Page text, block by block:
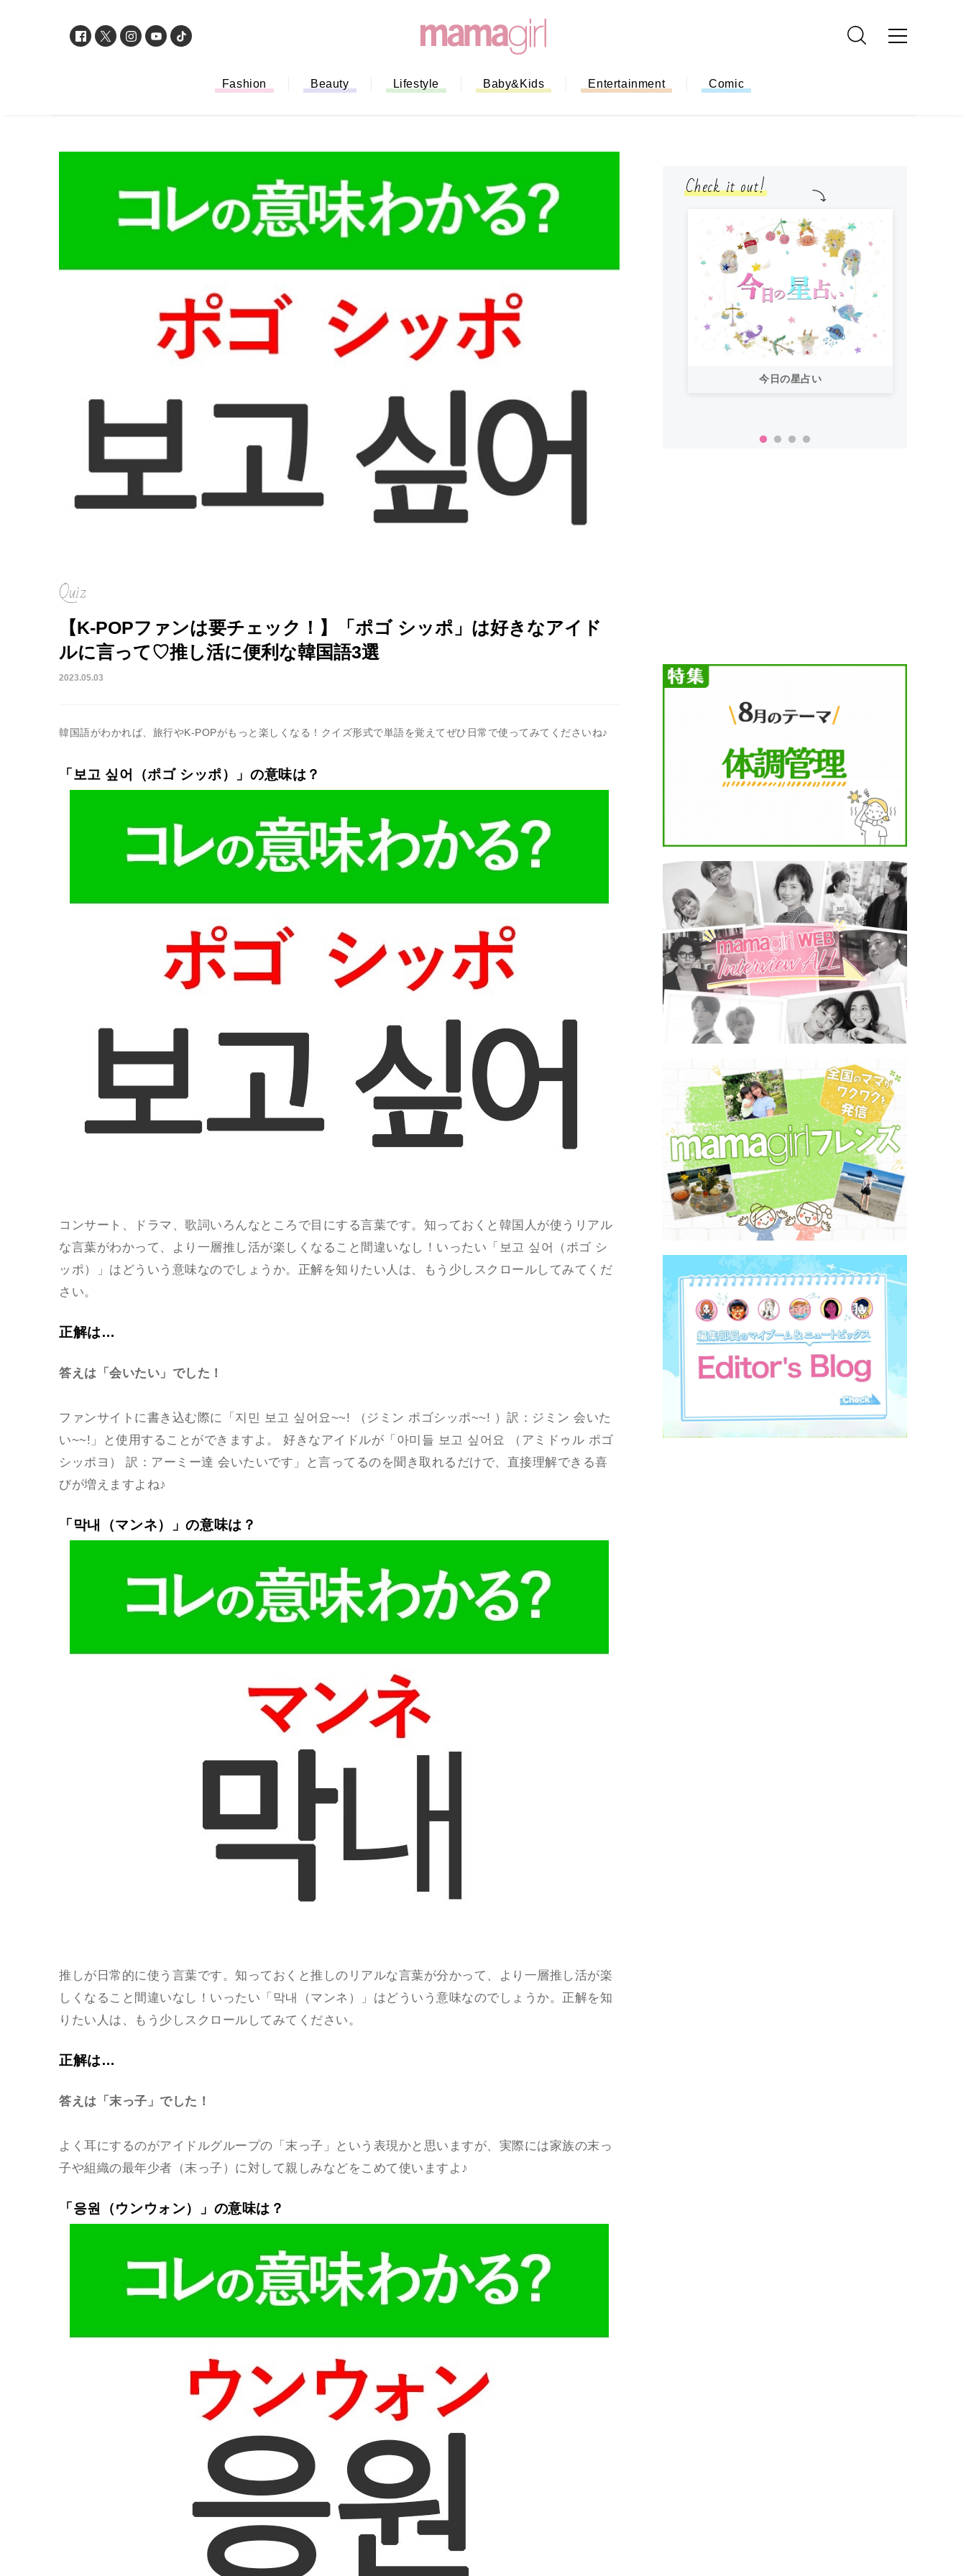
Fashion Beauty Lifestyle Baby&Kids Entertainment Comic
Quiz
【K-POPファンは要チェック！】「ポゴ シッポ」は好きなアイド
ルに言って♡推し活に便利な韓国語3選
2023.05.03
韓国語がわかれば、旅行やK-POPがもっと楽しくなる！クイズ形式で単語を覚えてぜひ日常で使ってみてくださいね♪
「보고 싶어（ポゴ シッポ）」の意味は？
コンサート、ドラマ、歌詞いろんなところで目にする言葉です。知っておくと韓国人が使うリアル
な言葉がわかって、より一層推し活が楽しくなること間違いなし！いったい「보고 싶어（ポゴ シ
ッポ）」はどういう意味なのでしょうか。正解を知りたい人は、もう少しスクロールしてみてくだ
さい。
正解は…
答えは「会いたい」でした！
ファンサイトに書き込む際に「지민 보고 싶어요~~! （ジミン ポゴシッポ~~! ）訳：ジミン 会いた
い~~!」と使用することができますよ。 好きなアイドルが「아미들 보고 싶어요 （アミドゥル ポゴ
シッポヨ） 訳：アーミー達 会いたいです」と言ってるのを聞き取れるだけで、直接理解できる喜
びが増えますよね♪
「막내（マンネ）」の意味は？
推しが日常的に使う言葉です。知っておくと推しのリアルな言葉が分かって、より一層推し活が楽
しくなること間違いなし！いったい「막내（マンネ）」はどういう意味なのでしょうか。正解を知
りたい人は、もう少しスクロールしてみてください。
正解は…
答えは「末っ子」でした！
よく耳にするのがアイドルグループの「末っ子」という表現かと思いますが、実際には家族の末っ
子や組織の最年少者（末っ子）に対して親しみなどをこめて使いますよ♪
「응원（ウンウォン）」の意味は？
Check it out!
バイルオーダー完全ガイド｜支払い方
法から受け取り方までネットオーダー
今日の星占い